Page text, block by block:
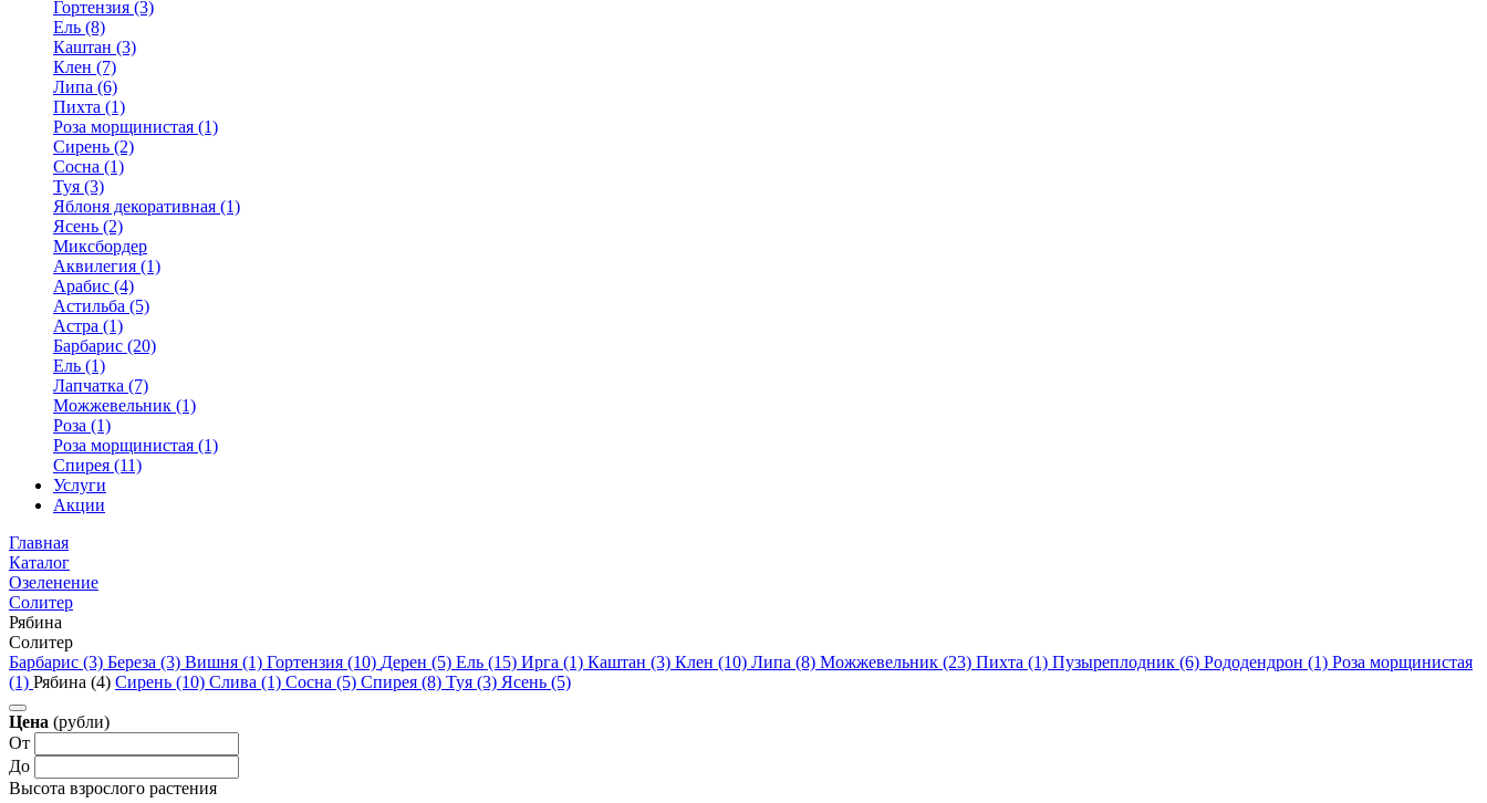
Гортензия (3)
Ель (8)
Каштан (3)
Клен (7)
Липа (6)
Пихта (1)
Роза морщинистая (1)
Сирень (2)
Сосна (1)
Туя (3)
Яблоня декоративная (1)
Ясень (2)
Миксбордер
Аквилегия (1)
Арабис (4)
Астильба (5)
Астра (1)
Барбарис (20)
Ель (1)
Лапчатка (7)
Можжевельник (1)
Роза (1)
Роза морщинистая (1)
Спирея (11)
Услуги
Акции
Главная
Каталог
Озеленение
Солитер
Рябина
Солитер
Барбарис (3) Береза (3) Вишня (1) Гортензия (10) Дерен (5) Ель (15) Ирга (1) Каштан (3) Клен (10) Липа (8) Можжевельник (23) Пихта (1) Пузыреплодник (6) Рододендрон (1) Роза морщинистая
(1) Рябина (4) Сирень (10) Слива (1) Сосна (5) Спирея (8) Туя (3) Ясень (5)
Цена (рубли)
От
До
Высота взрослого растения